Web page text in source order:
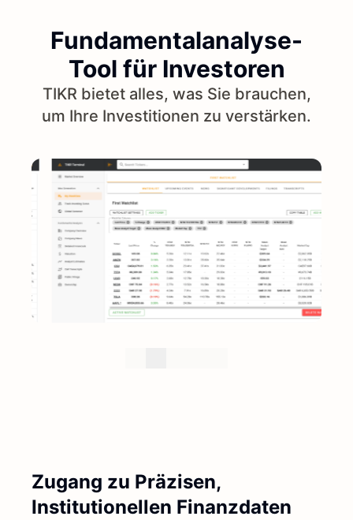
Fundamentalanalyse-
Tool für Investoren
TIKR bietet alles, was Sie brauchen,
um Ihre Investitionen zu verstärken.
Zugang zu Präzisen,
Institutionellen Finanzdaten